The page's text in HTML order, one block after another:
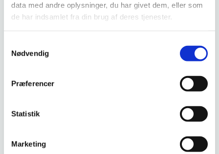
data med andre oplysninger, du har givet dem, eller som
de har indsamlet fra din brug af deres tjenester.
Nødvendig
Præferencer
Statistik
Marketing
Den ene analyse belyser de sproglige udfordringer, der påvirker